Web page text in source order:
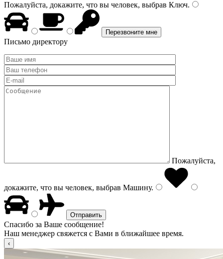
Пожалуйста, докажите, что вы человек, выбрав Ключ.
Письмо директору
Пожалуйста,
докажите, что вы человек, выбрав Машину.
Спасибо за Ваше сообщение!
Наш менеджер свяжется с Вами в ближайшее время.